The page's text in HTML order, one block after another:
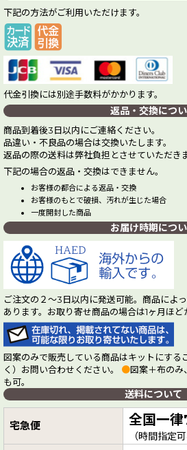
下記の方法がご利用いただけます。
代金引換には別途手数料がかかります。
返品・交換につ
商品到着後3日以内にご連絡ください。
品違い・不良品の場合は交換いたします。
返品の際の送料は弊社負担とさせていただきま
下記の場合の返品・交換はできません。
お客様の都合による返品・交換
お客様のもとで破損、汚れが生じた場合
一度開封した商品
お届け時期につ
ご注文の２～3日以内に発送可能。商品によ
あります。お取り寄せ商品の場合は1ヶ月ほど
図案のみで販売している商品はキットにする
く）お問い合わせください。 ●図案＋布のみ
も可。
送料について
宅急便 全国一
（時間指定